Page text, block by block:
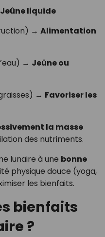
Jeûne liquide
→ Alimentation
→ Jeûne ou
→ Favoriser les
la masse
des nutriments.
lunaire à une bonne
physique douce (yoga,
les bienfaits.
bienfaits
?